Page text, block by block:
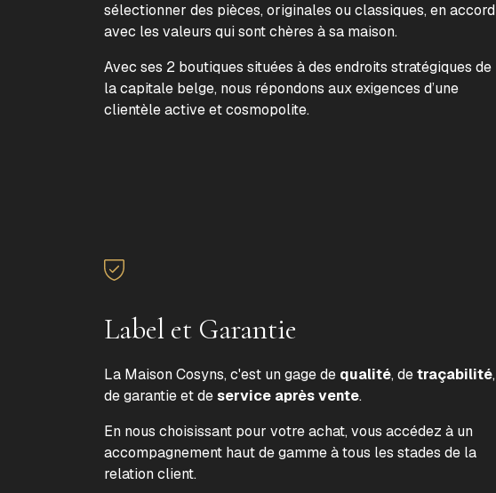
sélectionner des pièces, originales ou classiques, en accord
avec les valeurs qui sont chères à sa maison.
Avec ses 2 boutiques situées à des endroits stratégiques de
la capitale belge, nous répondons aux exigences d’une
clientèle active et cosmopolite.
Label et Garantie
La Maison Cosyns, c'est un gage de qualité, detraçabilité,
de garantie et deservice après vente.
En nous choisissant pour votre achat, vous accédez à un
accompagnement haut de gamme à tous les stades de la
relation client.